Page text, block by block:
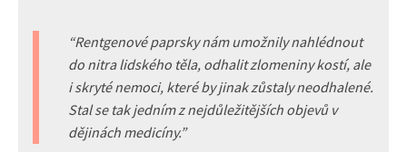
Rentgenové paprsky nám umožnily nahlédnout
do nitra lidského těla, odhalit zlomeniny kostí, ale
i skryté nemoci, které by jinak zůstaly neodhalené.
Stal se tak jedním z nejdůležitějších objevů v
dějinách medicíny.